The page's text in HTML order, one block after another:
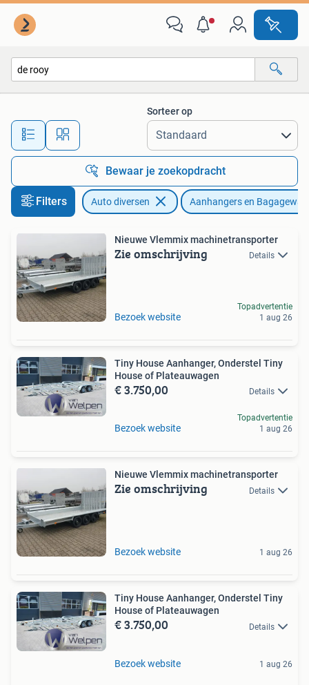
Alle afstanden…
Sorteer op
Bewaar je zoekopdracht
Filters Auto diversen Aanhangers en
Nieuwe Vlemmix machinetransporter
Zie omschrijving Details
Bezoek website
Topadvertentie
1 aug 26
Tiny House Aanhanger, Onderstel Tiny
House of Plateauwagen
€ 3.750,00 Details
Bezoek website
Topadvertentie
1 aug 26
Nieuwe Vlemmix machinetransporter
Zie omschrijving Details
Bezoek website 1 aug 26
Tiny House Aanhanger, Onderstel Tiny
House of Plateauwagen
€ 3.750,00 Details
Bezoek website 1 aug 26